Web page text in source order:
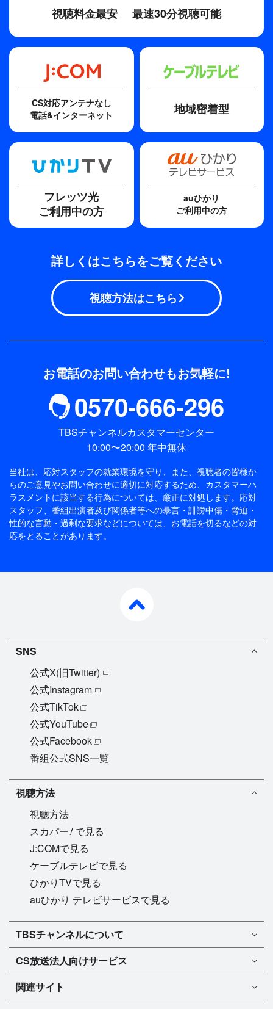
と25年ぶりの再会をしたばかりだったのだ…。
原作
山村美紗
倉沢奈都子
その他
※西岡徳馬の「徳」は正式には、「心」の上に「一」が入
ります。システムの都合上「徳」となっております。
視聴料金最安 最速30分視聴可能
CS対応アンテナなし
電話&インターネット
地域密着型
フレッツ光
ご利用中の方
auひかり
ご利用中の方
詳しくはこちらをご覧ください
視聴方法はこちら
お電話のお問い合わせもお気軽に!
0570-666-296
TBSチャンネルカスタマーセンター
10:00〜20:00 年中無休
当社は、応対スタッフの就業環境を守り、また、視聴者の皆様か
らのご意見やお問い合わせに適切に対応するため、 カスタマーハ
ラスメントに該当する行為については、厳正に対処します。応対
スタッフ、番組出演者及び関係者等への暴言・誹謗中傷・脅迫・
性的な言動・過剰な要求などについては、お電話を切るなどの対
応をとることがあります。
SNS
公式X(旧Twitter)
公式Instagram
公式TikTok
公式YouTube
公式Facebook
番組公式SNS一覧
視聴方法
視聴方法
スカパー!で見る
J:COMで見る
ケーブルテレビで見る
ひかりTVで見る
auひかり テレビサービスで見る
TBSチャンネル1
TBSチャンネル2
マンスリーガイド［PDF］
TBSチャンネルについて
TBSチャンネルについて
FAQ・よくあるご質問
インフォメーション
CS放送法人向けサービス
法人向けサービスについて
TBSチャンネル1
TBSチャンネル2
ドラマ
バラエティ
関連サイト